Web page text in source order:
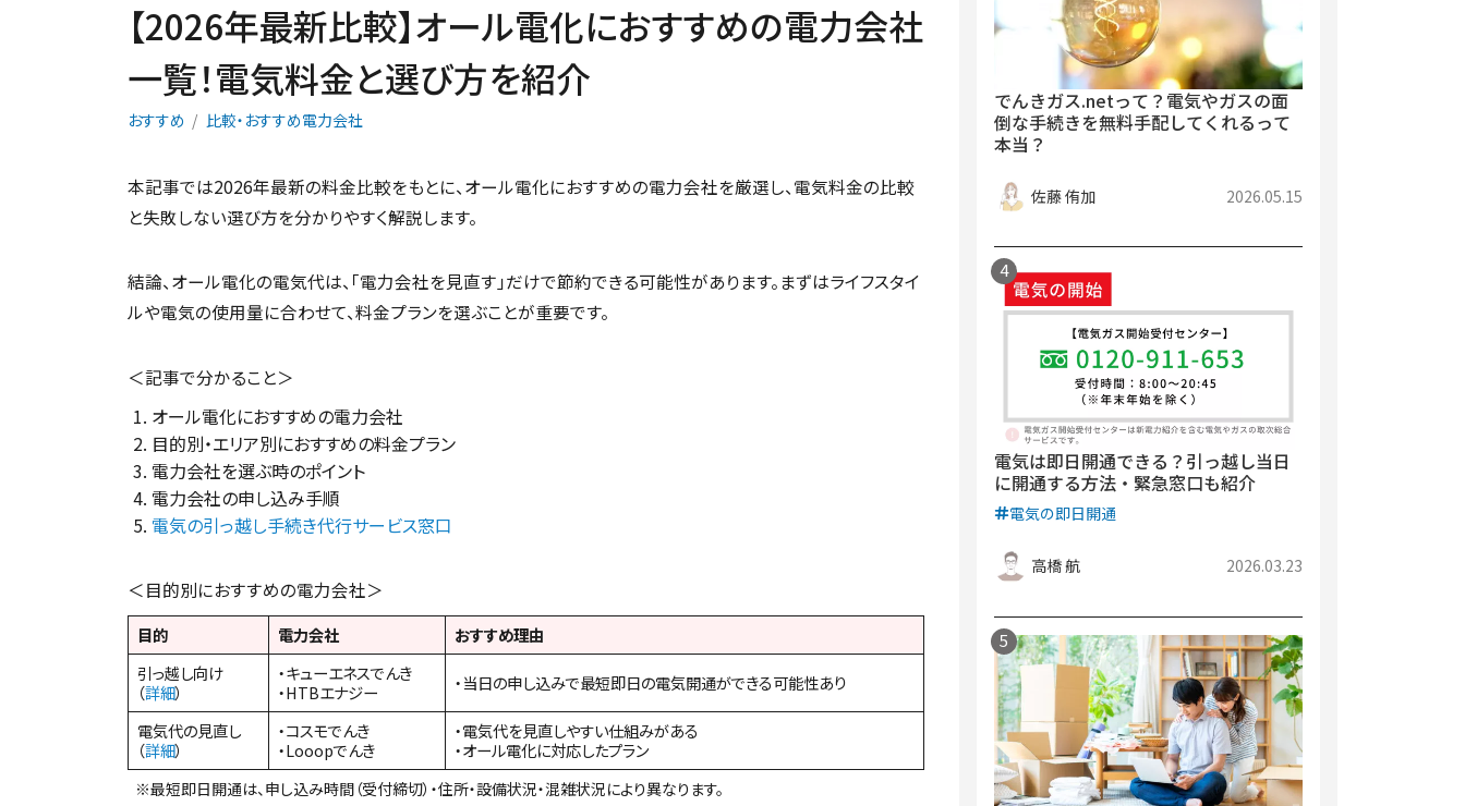
【2026年最新比較】オール電化におすすめの電力会社
一覧！電気料金と選び方を紹介
おすすめ 比較・おすすめ電力会社
本記事では2026年最新の料金比較をもとに、オール電化におすすめの電力会社を厳選し、電気料金の比較
と失敗しない選び方を分かりやすく解説します。
結論、オール電化の電気代は、「電力会社を見直す」だけで節約できる可能性があります。まずはライフスタイ
ルや電気の使用量に合わせて、料金プランを選ぶことが重要です。
＜記事で分かること＞
オール電化におすすめの電力会社
目的別・エリア別におすすめの料金プラン
電力会社を選ぶ時のポイント
電力会社の申し込み手順
電気の引っ越し手続き代行サービス窓口
＜目的別におすすめの電力会社＞
目的 電力会社
おすすめ理由
引っ越し向け
（詳細）
・キューエネスでんき
・HTBエナジー
・当日の申し込みで最短即日の電気開通ができる可能性あり
電気代の見直し
（詳細）
・コスモでんき
・Looopでんき
・電気代を見直しやすい仕組みがある
・オール電化に対応したプラン
※最短即日開通は、申し込み時間（受付締切）・住所・設備状況・混雑状況により異なります。
でんきガス.netって？電気やガスの面
倒な手続きを無料手配してくれるって
本当？
佐藤 侑加 2026.05.15
電気は即日開通できる？引っ越し当日
に開通する方法・緊急窓口も紹介
電気の即日開通
高橋 航 2026.03.23